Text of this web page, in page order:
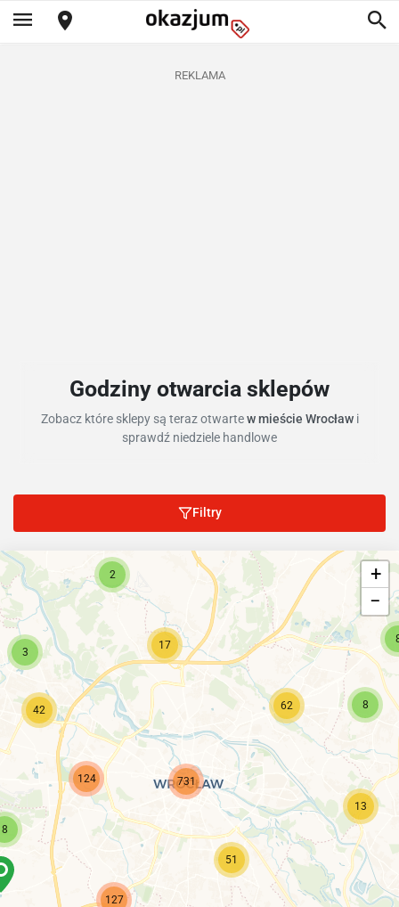
REKLAMA
Godziny otwarcia sklepów
Zobacz które sklepy są teraz otwartew mieście Wrocław i
sprawdź niedziele handlowe
Filtry
51
17
8
13
3
8
2
62
731
124
42
127
+
−